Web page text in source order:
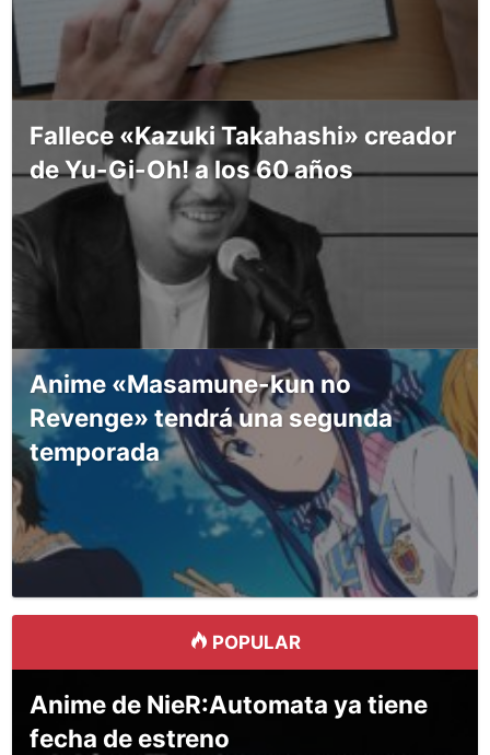
Fallece «Kazuki Takahashi» creador
de Yu-Gi-Oh! a los 60 años
Anime «Masamune-kun no
Revenge» tendrá una segunda
temporada
POPULAR
Anime de NieR:Automata ya tiene
fecha de estreno